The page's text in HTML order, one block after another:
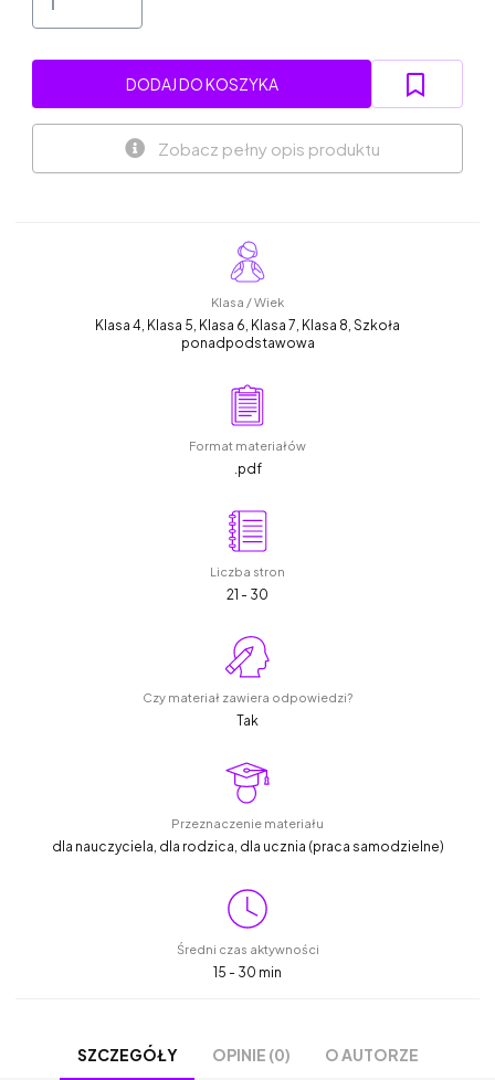
DODAJ DO KOSZYKA
Zobacz pełny opis produktu
Klasa / Wiek
Klasa 4, Klasa 5, Klasa 6, Klasa 7, Klasa 8, Szkoła
ponadpodstawowa
Format materiałów
.pdf
Liczba stron
21 - 30
Czy materiał zawiera odpowiedzi?
Tak
Przeznaczenie materiału
dla nauczyciela, dla rodzica, dla ucznia (praca samodzielne)
Średni czas aktywności
15 - 30 min
SZCZEGÓŁY OPINIE (0) O AUTORZE